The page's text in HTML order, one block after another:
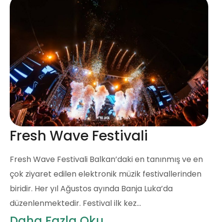
Fresh Wave Festivali
Fresh Wave Festivali Balkan’daki en tanınmış ve en
çok ziyaret edilen elektronik müzik festivallerinden
biridir. Her yıl Ağustos ayında Banja Luka’da
düzenlenmektedir. Festival ilk kez…